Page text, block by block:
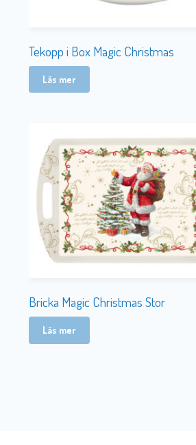
Tekopp i Box Magic Christmas
Läs mer
Bricka Magic Christmas Stor
Läs mer